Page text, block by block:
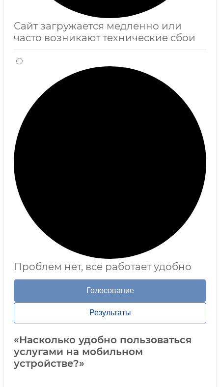
Сайт загружается медленно или
часто возникают технические сбои
Проблем нет, всё работает удобно
Голосование
Результаты
«Насколько удобно пользоваться
услугами на мобильном
устройстве?»